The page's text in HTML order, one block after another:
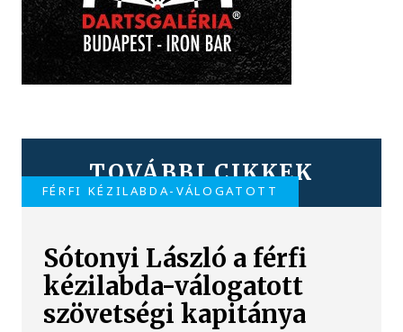
TOVÁBBI CIKKEK
FÉRFI KÉZILABDA-VÁLOGATOTT
Sótonyi László a férfi
kézilabda-válogatott
szövetségi kapitánya